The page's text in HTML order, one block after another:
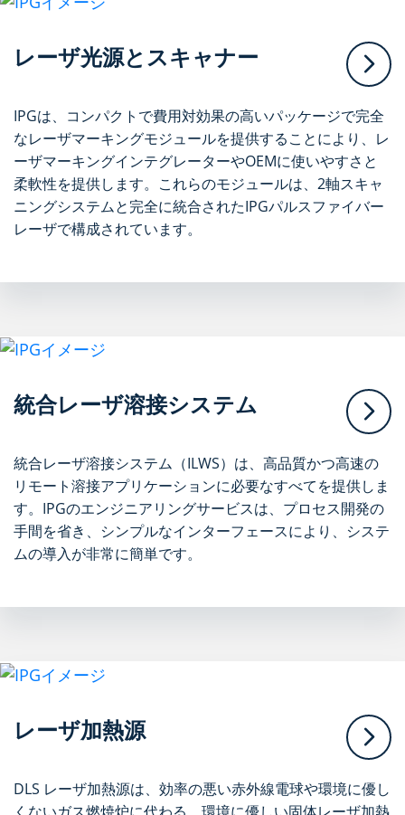
レーザ光源とスキャナー
IPGは、コンパクトで費用対効果の高いパッケージで完全
なレーザマーキングモジュールを提供することにより、レ
ーザマーキングインテグレーターやOEMに使いやすさと
柔軟性を提供します。これらのモジュールは、2軸スキャ
ニングシステムと完全に統合されたIPGパルスファイバー
レーザで構成されています。
統合レーザ溶接システム
統合レーザ溶接システム（ILWS）は、高品質かつ高速の
リモート溶接アプリケーションに必要なすべてを提供しま
す。IPGのエンジニアリングサービスは、プロセス開発の
手間を省き、シンプルなインターフェースにより、システ
ムの導入が非常に簡単です。
レーザ加熱源
DLS レーザ加熱源は、効率の悪い赤外線電球や環境に優し